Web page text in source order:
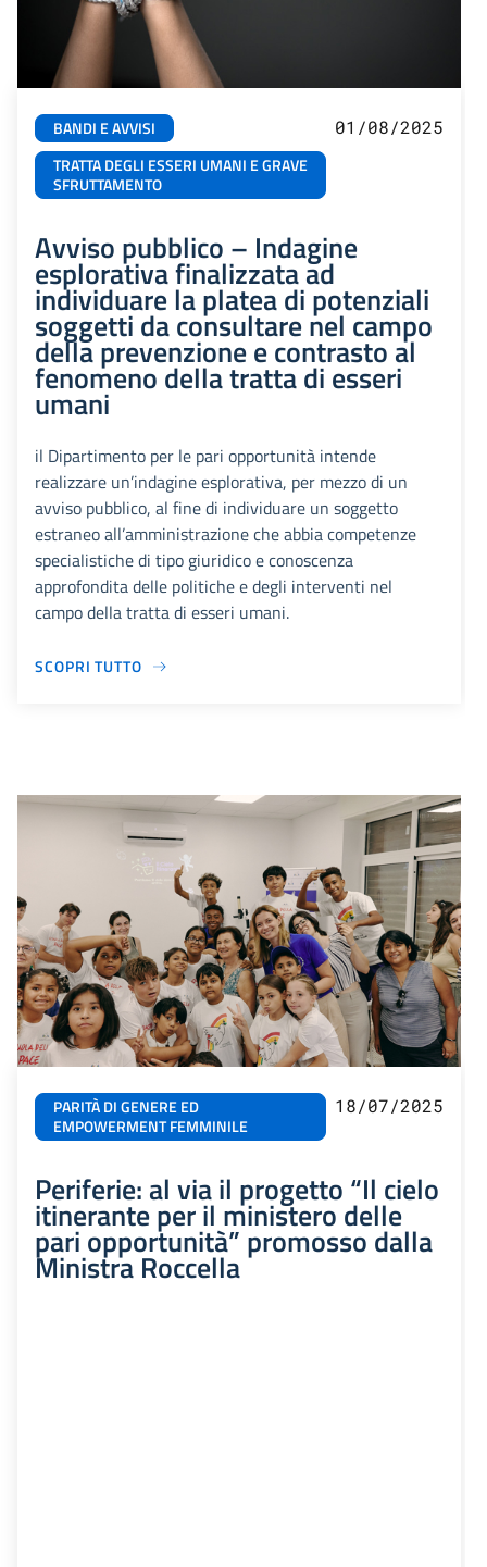
BANDI E AVVISI
TRATTA DEGLI ESSERI UMANI E GRAVE
SFRUTTAMENTO
01/08/2025
Avviso pubblico – Indagine
esplorativa finalizzata ad
individuare la platea di potenziali
soggetti da consultare nel campo
della prevenzione e contrasto al
fenomeno della tratta di esseri
umani
il Dipartimento per le pari opportunità intende
realizzare un’indagine esplorativa, per mezzo di un
avviso pubblico, al fine di individuare un soggetto
estraneo all’amministrazione che abbia competenze
specialistiche di tipo giuridico e conoscenza
approfondita delle politiche e degli interventi nel
campo della tratta di esseri umani.
SCOPRI TUTTO
PARITÀ DI GENERE ED
EMPOWERMENT FEMMINILE
18/07/2025
Periferie: al via il progetto “Il cielo
itinerante per il ministero delle
pari opportunità” promosso dalla
Ministra Roccella